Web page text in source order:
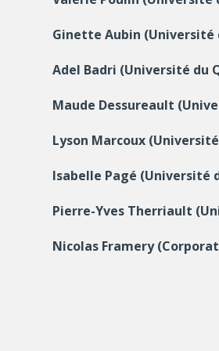
Ginette Aubin (Université
Adel Badri (Université du
Maude Dessureault
Lyson Marcoux
Isabelle Pagé (Université
Pierre-Yves Therriault
Nicolas Framery